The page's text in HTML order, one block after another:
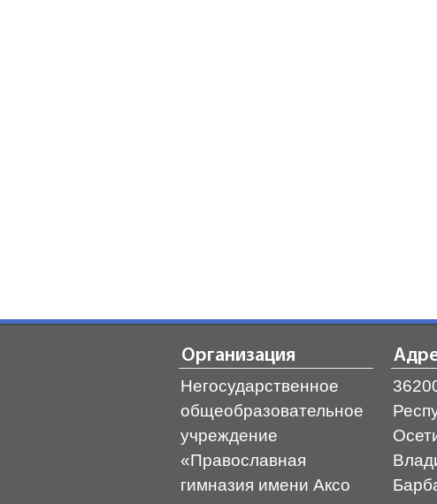
Организация
Негосударственное
общеобразовательное
учреждение
«Православная
гимназия имени Аксо